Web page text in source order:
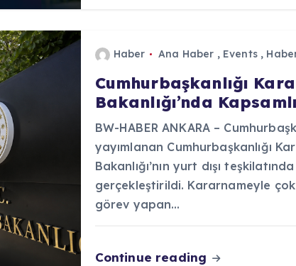
Haber Ana Haber , Events,
Cumhurbaşkanlığı
Bakanlığı’nda
BW-HABER ANKARA –
yayımlanan Cumhurbaşkanlığı
Bakanlığı’nın yurt dışı
gerçekleştirildi. Kararnameyle
görev yapan…
Continue reading